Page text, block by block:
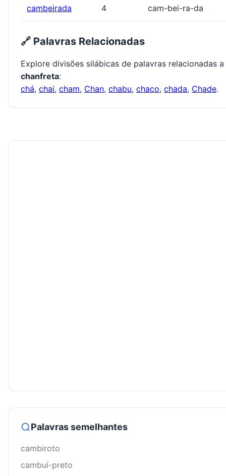
cambeirada 4 cam-bei-ra-da
🔗 Palavras Relacionadas
Explore divisões silábicas de palavras relacionadas a
chanfreta:
chá, chai, cham, Chan, chabu, chaco, chada, Chade.
Palavras semelhantes
cambiroto
cambuí-preto